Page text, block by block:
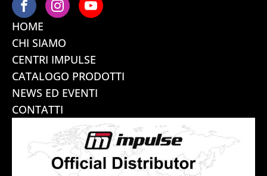
HOME
CHI SIAMO
CENTRI IMPULSE
CATALOGO PRODOTTI
NEWS ED EVENTI
CONTATTI